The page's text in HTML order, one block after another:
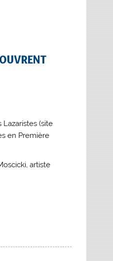
(site
en Première
artiste